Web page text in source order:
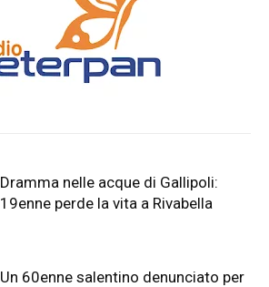
Dramma nelle acque di Gallipoli:
19enne perde la vita a Rivabella
Un 60enne salentino denunciato per